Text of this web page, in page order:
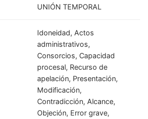
UNIÓN TEMPORAL
Idoneidad, Actos
administrativos,
Consorcios, Capacidad
procesal, Recurso de
apelación, Presentación,
Modificación,
Contradicción, Alcance,
Objeción, Error grave,